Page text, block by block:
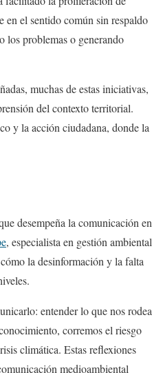
en el sentido común sin respaldo
los problemas o generando
muchas de estas iniciativas,
del contexto territorial.
y la acción ciudadana, donde la
desempeña la comunicación en
, especialista en gestión ambiental
la desinformación y la falta
entender lo que nos rodea
corremos el riesgo
climática. Estas reflexiones
medioambiental